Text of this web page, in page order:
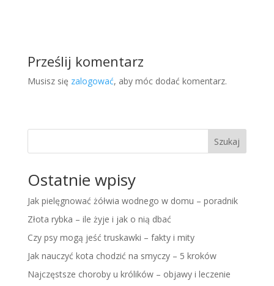
Prześlij komentarz
Musisz się zalogować, aby móc dodać komentarz.
Szukaj
Ostatnie wpisy
Jak pielęgnować żółwia wodnego w domu – poradnik
Złota rybka – ile żyje i jak o nią dbać
Czy psy mogą jeść truskawki – fakty i mity
Jak nauczyć kota chodzić na smyczy – 5 kroków
Najczęstsze choroby u królików – objawy i leczenie